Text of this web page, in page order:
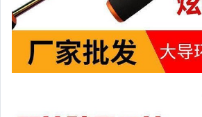
女包精品與女鞋
家電與影音視聽